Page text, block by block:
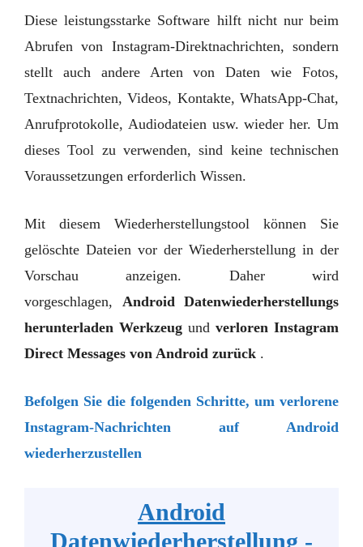
Diese leistungsstarke Software hilft nicht nur beim
Abrufen von Instagram-Direktnachrichten, sondern
stellt auch andere Arten von Daten wie Fotos,
Textnachrichten, Videos, Kontakte, WhatsApp-Chat,
Anrufprotokolle, Audiodateien usw. wieder her. Um
dieses Tool zu verwenden, sind keine technischen
Voraussetzungen erforderlich Wissen.
Mit diesem Wiederherstellungstool können Sie
gelöschte Dateien vor der Wiederherstellung in der
Vorschau anzeigen. Daher wird
vorgeschlagen, Android Datenwiederherstellungs
herunterladen Werkzeug und verloren Instagram
Direct Messages von Android zurück .
Befolgen Sie die folgenden Schritte, um verlorene
Instagram-Nachrichten auf Android
wiederherzustellen
Android
Datenwiederherstellung -